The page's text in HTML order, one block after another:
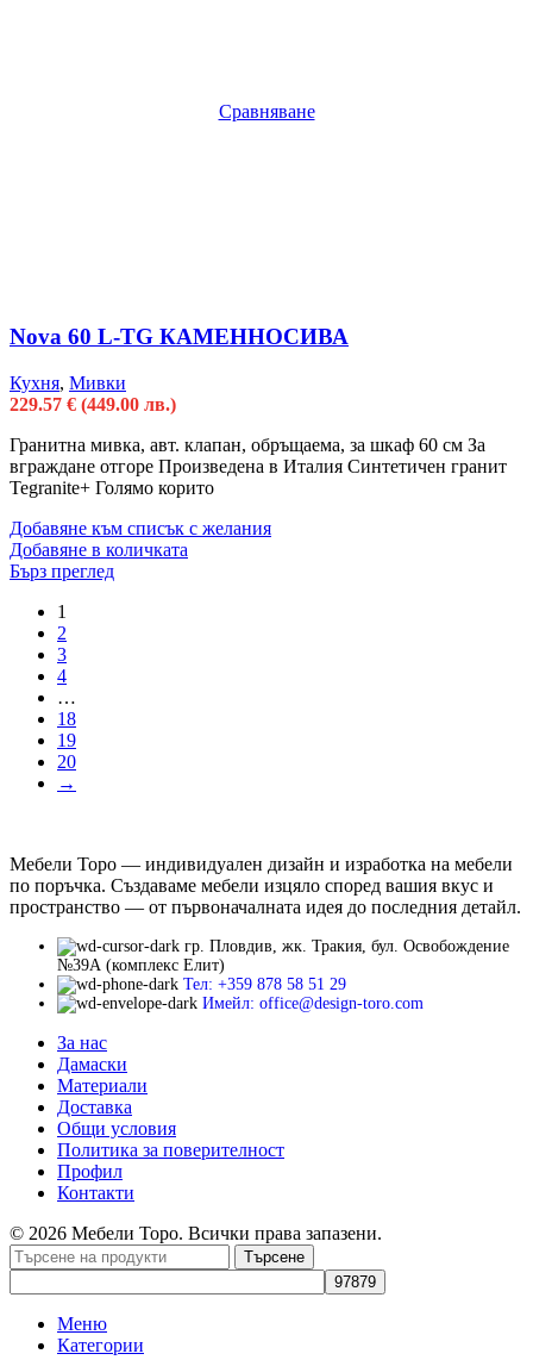
Сравняване
Nova 60 L-TG КАМЕННОСИВА
Кухня, Мивки
229.57 € (449.00 лв.)
Гранитна мивка, авт. клапан, обръщаема, за шкаф 60 см За
вграждане отгоре Произведена в Италия Синтетичен гранит
Tegranite+ Голямо корито
Добавяне към списък с желания
Добавяне в количката
Бърз преглед
1
2
3
4
…
18
19
20
→
Мебели Торо — индивидуален дизайн и изработка на мебели
по поръчка. Създаваме мебели изцяло според вашия вкус и
пространство — от първоначалната идея до последния детайл.
гр. Пловдив, жк. Тракия, бул. Освобождение
№39А (комплекс Елит)
Тел: +359 878 58 51 29
Имейл: office@design-toro.com
За нас
Дамаски
Материали
Доставка
Общи условия
Политика за поверителност
Профил
Контакти
© 2026 Мебели Торо. Всички права запазени.
Търсене
Меню
Категории